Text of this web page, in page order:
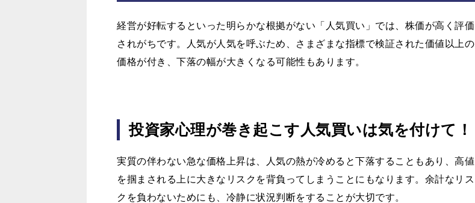
経営が好転するといった明らかな根拠がない「人気買い」では、株価が高く評価
されがちです。人気が人気を呼ぶため、さまざまな指標で検証された価値以上の
価格が付き、下落の幅が大きくなる可能性もあります。
投資家心理が巻き起こす人気買いは気を付けて！
実質の伴わない急な価格上昇は、人気の熱が冷めると下落することもあり、高値
を掴まされる上に大きなリスクを背負ってしまうことにもなります。余計なリス
クを負わないためにも、冷静に状況判断をすることが大切です。